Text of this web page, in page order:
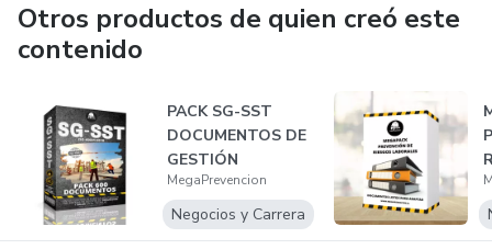
Otros productos de quien creó este
contenido
PACK SG-SST
DOCUMENTOS DE
GESTIÓN
MegaPrevencion
Negocios y Carrera